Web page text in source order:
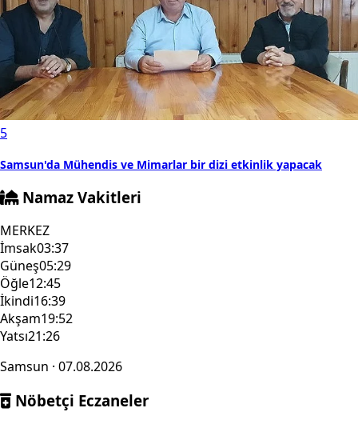
5
Samsun'da Mühendis ve Mimarlar bir dizi etkinlik yapacak
Namaz Vakitleri
MERKEZ
İmsak03:37
Güneş05:29
Öğle12:45
İkindi16:39
Akşam19:52
Yatsı21:26
Samsun · 07.08.2026
Nöbetçi Eczaneler